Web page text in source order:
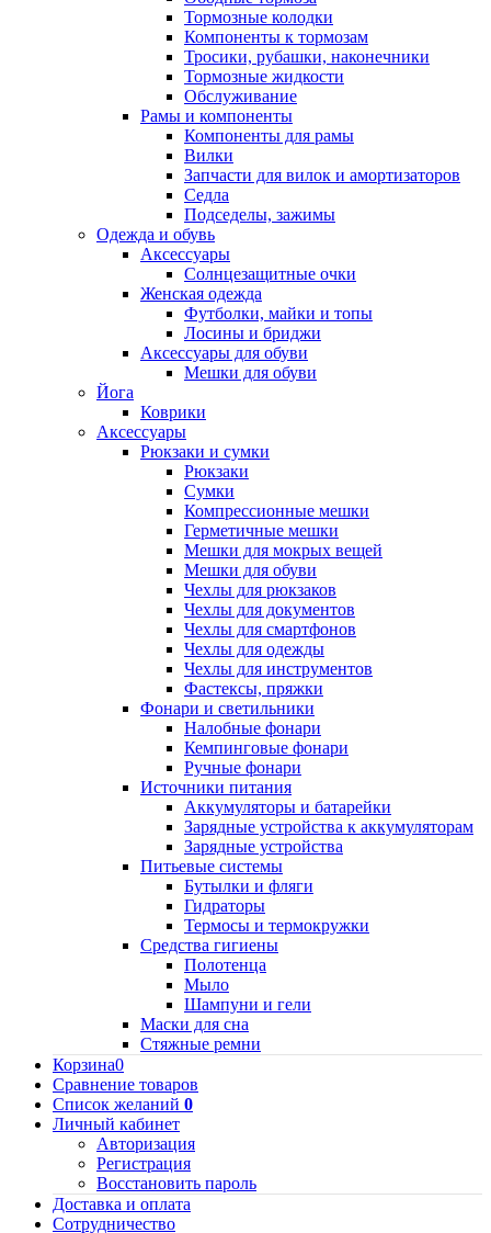
Тормозные колодки
Компоненты к тормозам
Тросики, рубашки, наконечники
Тормозные жидкости
Обслуживание
Рамы и компоненты
Компоненты для рамы
Вилки
Запчасти для вилок и амортизаторов
Седла
Подседелы, зажимы
Одежда и обувь
Аксессуары
Солнцезащитные очки
Женская одежда
Футболки, майки и топы
Лосины и бриджи
Аксессуары для обуви
Мешки для обуви
Йога
Коврики
Аксессуары
Рюкзаки и сумки
Рюкзаки
Сумки
Компрессионные мешки
Герметичные мешки
Мешки для мокрых вещей
Мешки для обуви
Чехлы для рюкзаков
Чехлы для документов
Чехлы для смартфонов
Чехлы для одежды
Чехлы для инструментов
Фастексы, пряжки
Фонари и светильники
Налобные фонари
Кемпинговые фонари
Ручные фонари
Источники питания
Аккумуляторы и батарейки
Зарядные устройства к аккумуляторам
Зарядные устройства
Питьевые системы
Бутылки и фляги
Гидраторы
Термосы и термокружки
Средства гигиены
Полотенца
Мыло
Шампуни и гели
Маски для сна
Стяжные ремни
Корзина0
Сравнение товаров
Список желаний 0
Личный кабинет
Авторизация
Регистрация
Восстановить пароль
Доставка и оплата
Сотрудничество